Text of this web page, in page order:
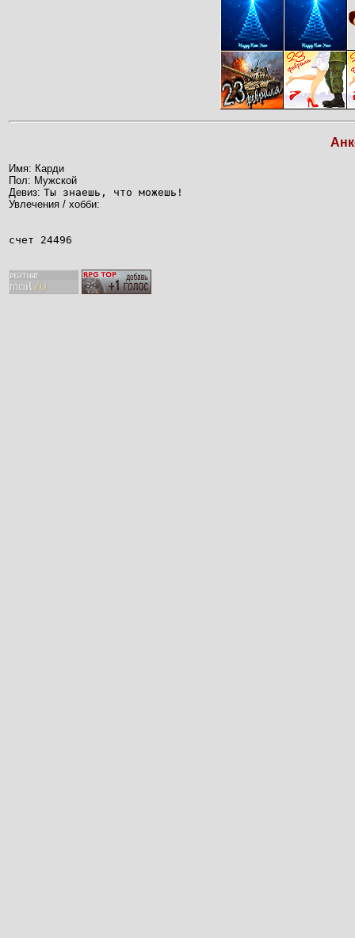
Имя: Карди
Пол: Мужской
Девиз: Ты знаешь, что можешь!
Увлечения / хобби:
счет 24496